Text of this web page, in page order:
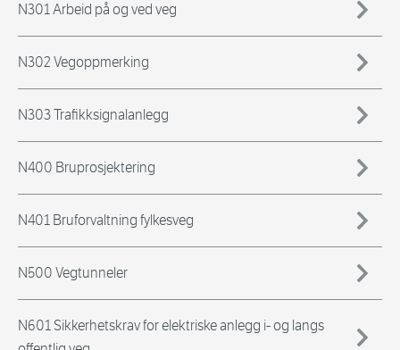
N301 Arbeid på og ved veg
N302 Vegoppmerking
N303 Trafikksignalanlegg
N400 Bruprosjektering
N401 Bruforvaltning fylkesveg
N500 Vegtunneler
N601 Sikkerhetskrav for elektriske anlegg i- og langs